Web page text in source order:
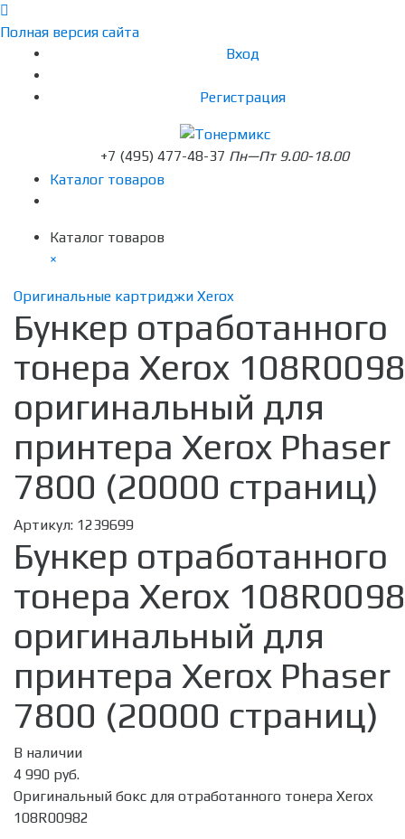
Полная версия сайта
Вход
Регистрация
+7 (495) 477-48-37 Пн—Пт 9.00-18.00
Каталог товаров
Каталог товаров
×
Оригинальные картриджи Xerox
Бункер отработанного
тонера Xerox
оригинальный для
принтера Xerox Phaser
7800 (20000 страниц)
Артикул: 1239699
Бункер отработанного
тонера Xerox
оригинальный для
принтера Xerox Phaser
7800 (20000 страниц)
В наличии
4 990 руб.
Оригинальный бокс для отработанного тонера Xerox
108R00982